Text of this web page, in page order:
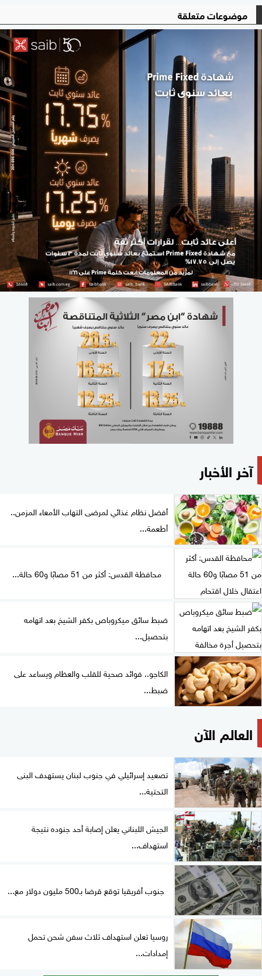
موضوعات متعلقة
آخر الأخبار
أفضل نظام غذائي لمرضى التهاب الأمعاء المزمن..
أطعمة...
محافظة القدس: أكثر من 51 مصابًا و60 حالة...
ضبط سائق ميكروباص بكفر الشيخ بعد اتهامه
بتحصيل...
الكاجو.. فوائد صحية للقلب والعظام ويساعد على
ضبط...
العالم الآن
تصعيد إسرائيلي في جنوب لبنان يستهدف البنى
التحتية...
الجيش اللبناني يعلن إصابة أحد جنوده نتيجة
استهداف...
جنوب أفريقيا توقع قرضا بـ500 مليون دولار مع...
روسيا تعلن استهداف ثلاث سفن شحن تحمل
إمدادات...